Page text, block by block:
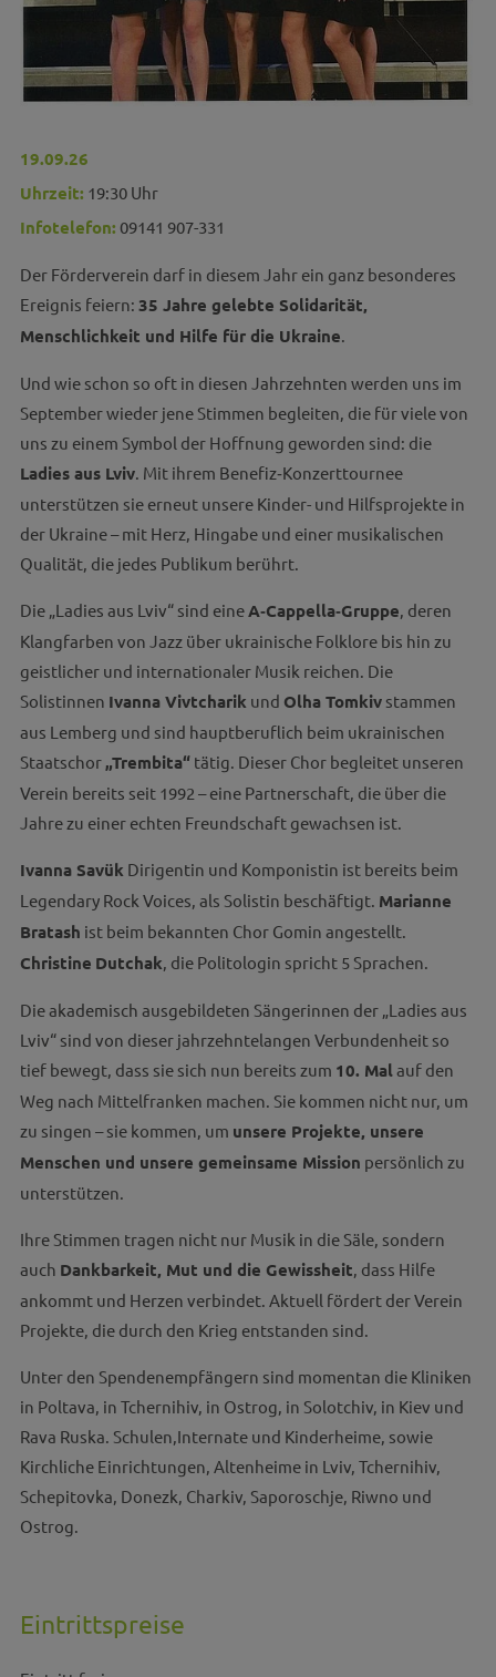
19.09.26
Uhrzeit: 19:30 Uhr
Infotelefon: 09141 907-331
Der Förderverein darf in diesem Jahr ein ganz besonderes
Ereignis feiern: 35 Jahre gelebte Solidarität,
Menschlichkeit und Hilfe für die Ukraine
Und wie schon so oft in diesen Jahrzehnten werden uns im
September wieder jene Stimmen begleiten, die für viele von
uns zu einem Symbol der Hoffnung geworden sind: die
Ladies aus Lviv. Mit ihrem Benefiz‑Konzerttournee
unterstützen sie erneut unsere Kinder- und Hilfsprojekte in
der Ukraine – mit Herz, Hingabe und einer musikalischen
Qualität, die jedes Publikum berührt.
Die „Ladies aus Lviv“ sind eineA‑Cappella‑Gruppe , deren
Klangfarben von Jazz über ukrainische Folklore bis hin zu
geistlicher und internationaler Musik reichen. Die
Solistinnen Ivanna Vivtcharik und Olha Tomkivstammen
aus Lemberg und sind hauptberuflich beim ukrainischen
Staatschor „Trembita“tätig. Dieser Chor begleitet unseren
Verein bereits seit 1992 – eine Partnerschaft, die über die
Jahre zu einer echten Freundschaft gewachsen ist.
Ivanna Savük Dirigentin und Komponistin ist bereits beim
Legendary Rock Voices, als Solistin beschäftigt. Marianne
Bratash ist beim bekannten Chor Gomin angestellt.
Christine Dutchak , die Politologin spricht 5 Sprachen.
Die akademisch ausgebildeten Sängerinnen der „Ladies aus
Lviv“ sind von dieser jahrzehntelangen Verbundenheit so
tief bewegt, dass sie sich nun bereits zum 10. Malauf den
Weg nach Mittelfranken machen. Sie kommen nicht nur, um
zu singen – sie kommen, um unsere Projekte, unsere
Menschen und unsere gemeinsame Mission persönlich zu
unterstützen.
Ihre Stimmen tragen nicht nur Musik in die Säle, sondern
auch Dankbarkeit, Mut und die Gewissheit , dass Hilfe
ankommt und Herzen verbindet. Aktuell fördert der Verein
Projekte, die durch den Krieg entstanden sind.
Unter den Spendenempfängern sind momentan die Kliniken
in Poltava, in Tchernihiv, in Ostrog, in Solotchiv, in Kiev und
Rava Ruska. Schulen,Internate und Kinderheime, sowie
Kirchliche Einrichtungen, Altenheime in Lviv, Tchernihiv,
Schepitovka, Donezk, Charkiv, Saporoschje, Riwno und
Ostrog.
Eintrittspreise